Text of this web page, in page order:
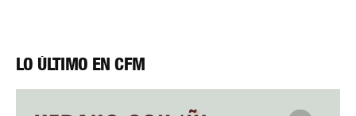
LO ÚLTIMO EN CFM